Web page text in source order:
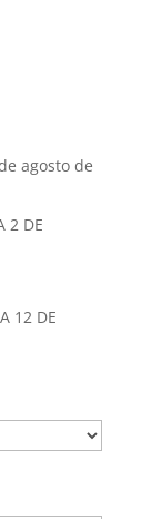
agosto de
2 DE
12 DE